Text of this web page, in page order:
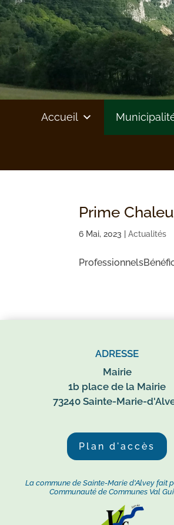
Accueil
Prime
6 Mai, 2023 |Actualités
ADRESSE
Mairie
1b place de la Mairie
73240 Sainte-Marie-
Plan d'accès
La commune de Sainte-Marie d'Alvey fait
Communauté de Communes Val